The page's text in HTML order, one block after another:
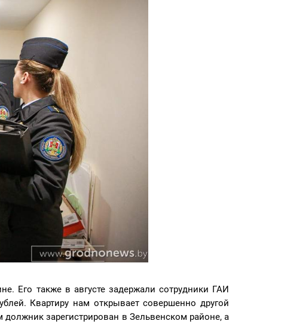
Его также в августе задержали сотрудники ГАИ
Квартиру нам открывает совершенно другой
зарегистрирован в Зельвенском районе, а